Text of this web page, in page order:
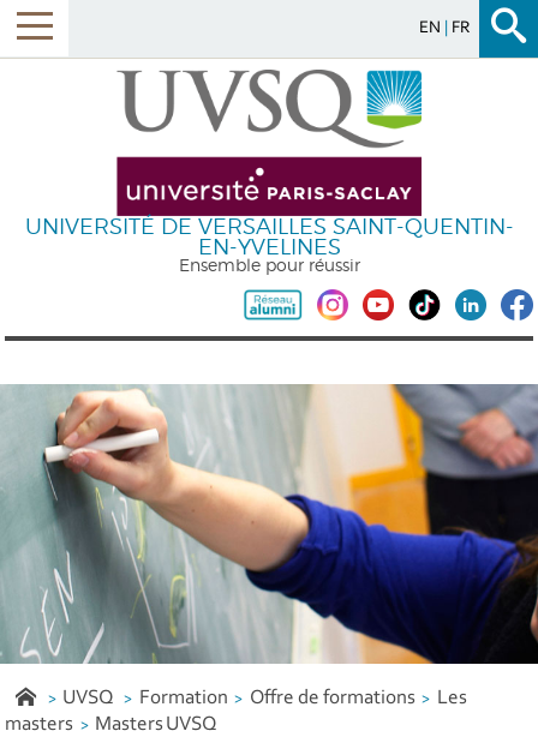
EN FR
UNIVERSITÉ DE VERSAILLES SAINT-QUENTIN-
EN-YVELINES
Ensemble pour réussir
UVSQ Formation Offre de formations
Les
masters
Masters UVSQ